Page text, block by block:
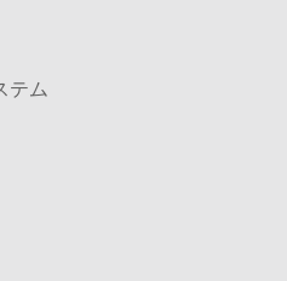
テム